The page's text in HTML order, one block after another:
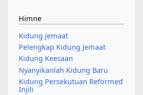
Himne
Kidung Jemaat
Pelengkap Kidung Jemaat
Kidung Keesaan
Nyanyikanlah Kidung Baru
Kidung Persekutuan Reformed
Injili